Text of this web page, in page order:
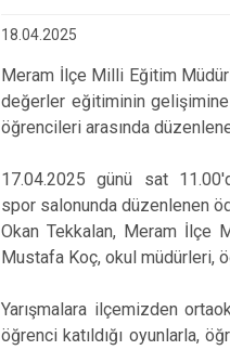
18.04.2025
Meram İlçe Milli Eğitim
değerler eğitiminin
öğrencileri arasında
17.04.2025 günü sat
spor salonunda düzenlenen
Okan Tekkalan, Meram
Mustafa Koç, okul müdürleri,
Yarışmalara ilçemizden
öğrenci katıldığı oyunlarla,